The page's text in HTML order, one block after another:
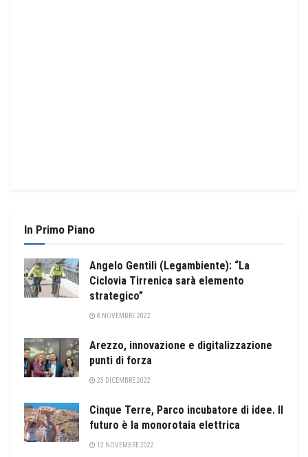
In Primo Piano
Angelo Gentili (Legambiente): “La
Ciclovia Tirrenica sarà elemento
strategico”
8 NOVEMBRE 2022
Arezzo, innovazione e digitalizzazione
punti di forza
23 DICEMBRE 2022
Cinque Terre, Parco incubatore di idee. Il
futuro è la monorotaia elettrica
12 NOVEMBRE 2022